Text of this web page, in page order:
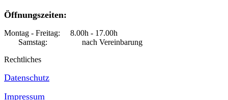
Öffnungszeiten:
Montag - Freitag: 8.00h - 17.00h
Samstag: nach Vereinbarung
Rechtliches
Datenschutz
Impressum